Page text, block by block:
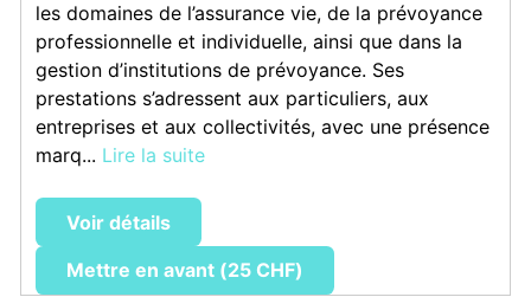
les domaines de l’assurance vie, de la prévoyance
professionnelle et individuelle, ainsi que dans la
gestion d’institutions de prévoyance. Ses
prestations s’adressent aux particuliers, aux
entreprises et aux collectivités, avec une présence
marq... Lire la suite
Voir détails
Mettre en avant (25 CHF)